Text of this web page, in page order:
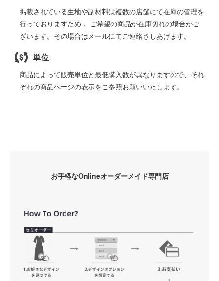
掲載されている生地や副材料は複数の店舗にて在庫の管理を
行っておりますため， ご希望の商品が在庫切れの場合がご
ざいます。その場合はメールにてご連絡さしあげます。
単位
商品によって販売単位と最低購入数が異なりますので、それ
ぞれの商品ページの表示をご参照お願いいたします。
お手軽なOnlineオーダーメイド専門店